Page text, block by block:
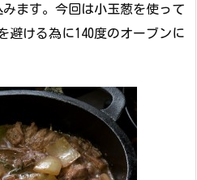
ます。今回は小玉葱を使って
避ける為に140度のオーブンに